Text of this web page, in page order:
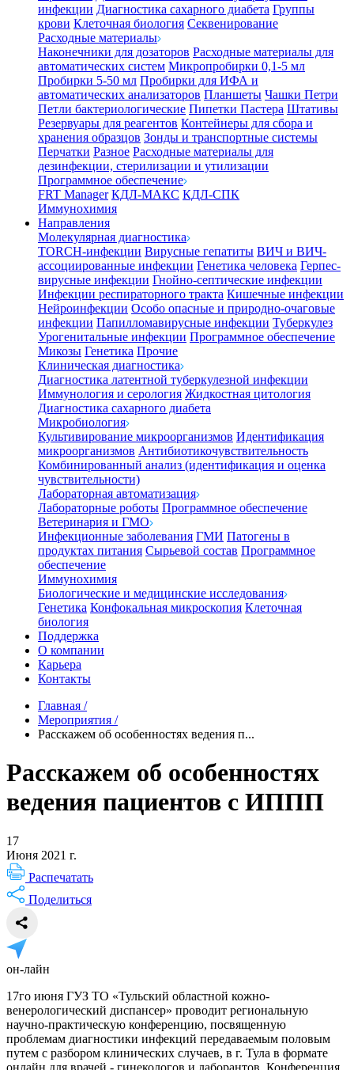
инфекции Диагностика сахарного диабета Группы
крови Клеточная биология Секвенирование
Расходные материалы
Наконечники для дозаторов Расходные материалы для
автоматических систем Микропробирки 0,1-5 мл
Пробирки 5-50 мл Пробирки для ИФА и
автоматических анализаторов Планшеты Чашки Петри
Петли бактериологические Пипетки Пастера Штативы
Резервуары для реагентов Контейнеры для сбора и
хранения образцов Зонды и транспортные системы
Перчатки Разное Расходные материалы для
дезинфекции, стерилизации и утилизации
Программное обеспечение
FRT Manager КДЛ-МАКС КДЛ-СПК
Иммунохимия
Направления
Молекулярная диагностика
TORCH-инфекции Вирусные гепатиты ВИЧ и ВИЧ-
ассоциированные инфекции Генетика человека Герпес-
вирусные инфекции Гнойно-септические инфекции
Инфекции респираторного тракта Кишечные инфекции
Нейроинфекции Особо опасные и природно-очаговые
инфекции Папилломавирусные инфекции Туберкулез
Урогенитальные инфекции Программное обеспечение
Микозы Генетика Прочие
Клиническая диагностика
Диагностика латентной туберкулезной инфекции
Иммунология и серология Жидкостная цитология
Диагностика сахарного диабета
Микробиология
Культивирование микроорганизмов Идентификация
микроорганизмов Антибиотикочувствительность
Комбинированный анализ (идентификация и оценка
чувствительности)
Лабораторная автоматизация
Лабораторные роботы Программное обеспечение
Ветеринария и ГМО
Инфекционные заболевания ГМИ Патогены в
продуктах питания Сырьевой состав Программное
обеспечение
Иммунохимия
Биологические и медицинские исследования
Генетика Конфокальная микроскопия Клеточная
биология
Поддержка
О компании
Карьера
Контакты
Главная /
Мероприятия /
Расскажем об особенностях ведения п...
Расскажем об особенностях
ведения пациентов с ИППП
17
Июня 2021 г.
Распечатать
Поделиться
он-лайн
17го июня ГУЗ ТО «Тульский областной кожно-
венерологический диспансер» проводит региональную
научно-практическую конференцию, посвященную
проблемам диагностики инфекций передаваемым половым
путем с разбором клинических случаев, в г. Тула в формате
онлайн для врачей - гинекологов и лаборантов. Конференция